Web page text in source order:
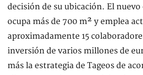
decisión de su ubicación. El
ocupa más de 700 m² y emplea
aproximadamente 15
inversión de varios millones de
más la estrategia de Tageos de